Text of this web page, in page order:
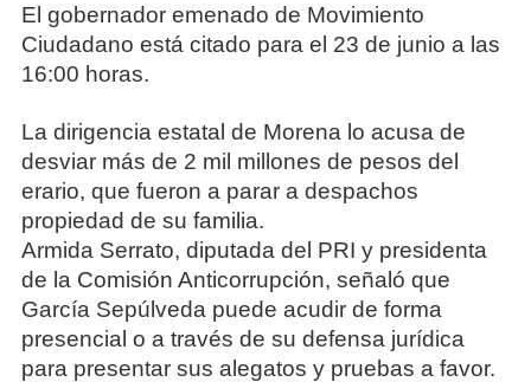
El gobernador emenado de Movimiento
Ciudadano está citado para el 23 de junio a las
16:00 horas.
La dirigencia estatal de Morena lo acusa de
desviar más de 2 mil millones de pesos del
erario, que fueron a parar a despachos
propiedad de su familia.
Armida Serrato, diputada del PRI y presidenta
de la Comisión Anticorrupción, señaló que
García Sepúlveda puede acudir de forma
presencial o a través de su defensa jurídica
para presentar sus alegatos y pruebas a favor.